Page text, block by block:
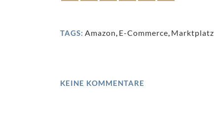
TAGS: Amazon, E-Commerce, Marktplatz
KEINE KOMMENTARE